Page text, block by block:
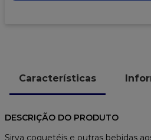
Características
DESCRIÇÃO DO PRODUTO